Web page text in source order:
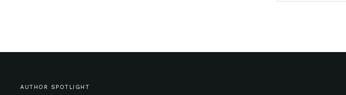
AUTHOR SPOTLIGHT